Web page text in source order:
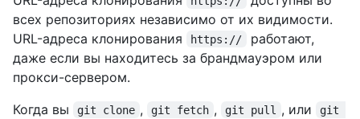
всех репозиториях независимо от их видимости.
URL-адреса клонирования
https://
работают,
даже если вы находитесь за брандмауэром или
прокси-сервером.
Когда вы
git clone , git fetch , git pull , или
git